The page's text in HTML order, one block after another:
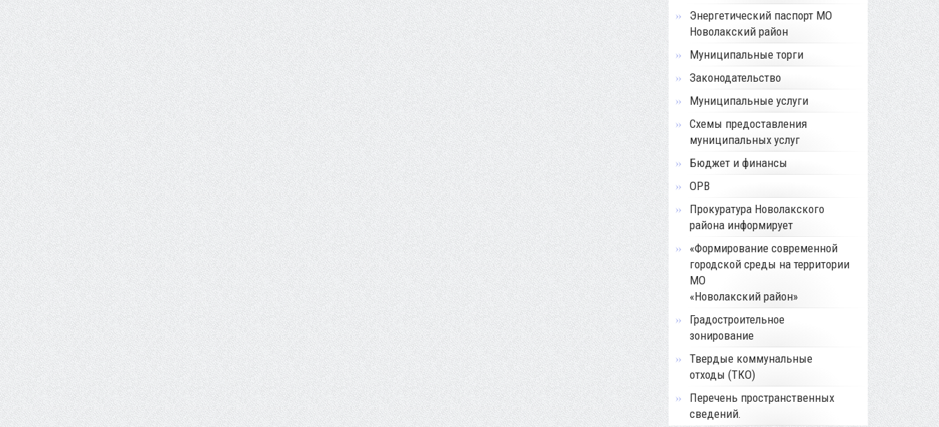
Энергетический паспорт МО
Новолакский район
Муниципальные торги
Законодательство
Муниципальные услуги
Схемы предоставления
муниципальных услуг
Бюджет и финансы
ОРВ
Прокуратура Новолакского
района информирует
«Формирование современной
городской среды на территории
МО
«Новолакский район»
Градостроительное
зонирование
Твердые коммунальные
отходы (ТКО)
Перечень пространственных
сведений.